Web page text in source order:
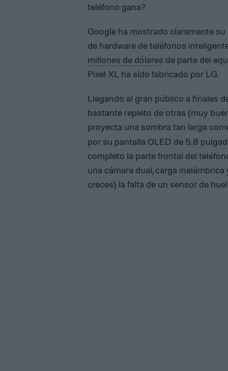
teléfono gana?
Google ha mostrado claramente
de hardware de teléfonos
millones de dólares de parte del
Pixel XL ha sido fabricado por LG.
Llegando al gran público a finales
bastante repleto de otras (muy
proyecta una sombra tan larga
por su pantalla OLED de 5.8
completo la parte frontal del
una cámara dual, carga inalámbrica
creces) la falta de un sensor de